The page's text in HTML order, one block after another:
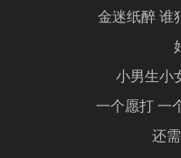
金迷纸醉 谁
小男生小
一个愿打 一
还